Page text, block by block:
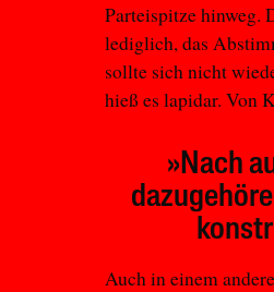
Parteispitze hinweg.
lediglich, das
sollte sich nicht
hieß es lapidar. Von
»Nach
Auch in einem